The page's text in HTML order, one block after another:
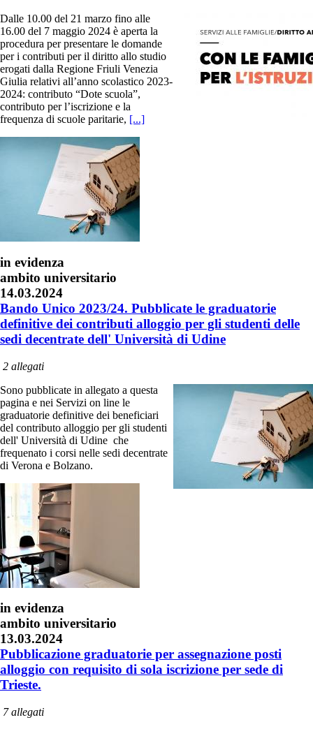
Dalle 10.00 del 21 marzo fino alle
16.00 del 7 maggio 2024 è aperta la
procedura per presentare le domande
per i contributi per il diritto allo studio
erogati dalla Regione Friuli Venezia
Giulia relativi all’anno scolastico 2023-
2024: contributo “Dote scuola”,
contributo per l’iscrizione e la
frequenza di scuole paritarie, [...]
in evidenza
ambito universitario
14.03.2024
Bando Unico 2023/24. Pubblicate le graduatorie
definitive dei contributi alloggio per gli studenti delle
sedi decentrate dell' Università di Udine
2 allegati
Sono pubblicate in allegato a questa
pagina e nei Servizi on line le
graduatorie definitive dei beneficiari
del contributo alloggio per gli studenti
dell' Università di Udine che
frequenato i corsi nelle sedi decentrate
di Verona e Bolzano.
in evidenza
ambito universitario
13.03.2024
Pubblicazione graduatorie per assegnazione posti
alloggio con requisito di sola iscrizione per sede di
Trieste.
7 allegati